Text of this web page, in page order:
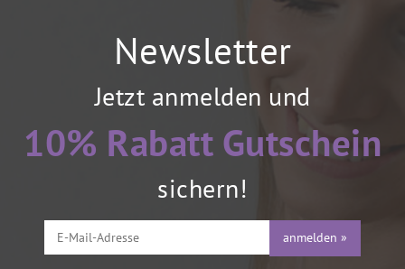
Newsletter
Jetzt anmelden und
10% Rabatt Gutschein
sichern!
anmelden »